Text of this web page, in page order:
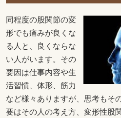
同程度の股関節の変
形でも痛みが良くな
る人と、良くならな
い人がいます。その
要因は仕事内容や生
活習慣、体形、筋力
など様々ありますが、思考もそ
要はその人の考え方、変形性股